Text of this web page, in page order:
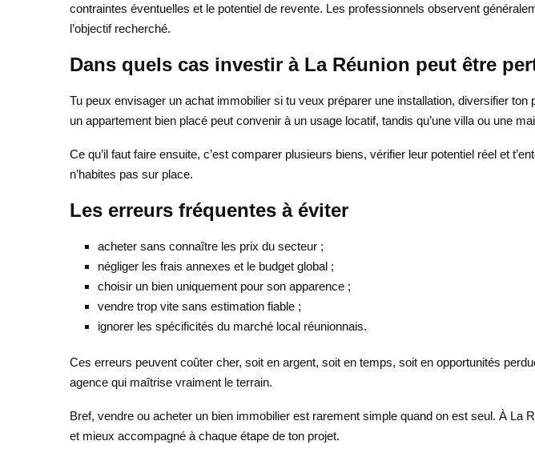
contraintes éventuelles et le potentiel de revente. Les professionnels observent
l’objectif recherché.
Dans quels cas investir à La Réunion peut être
Tu peux envisager un achat immobilier si tu veux préparer une installation, diversifier
un appartement bien placé peut convenir à un usage locatif, tandis qu’une villa ou une
Ce qu’il faut faire ensuite, c’est comparer plusieurs biens, vérifier leur potentiel réel et
n’habites pas sur place.
Les erreurs fréquentes à éviter
acheter sans connaître les prix du secteur ;
négliger les frais annexes et le budget global ;
choisir un bien uniquement pour son apparence ;
vendre trop vite sans estimation fiable ;
ignorer les spécificités du marché local réunionnais.
Ces erreurs peuvent coûter cher, soit en argent, soit en temps, soit en opportunités
agence qui maîtrise vraiment le terrain.
Bref, vendre ou acheter un bien immobilier est rarement simple quand on est seul. À La
et mieux accompagné à chaque étape de ton projet.